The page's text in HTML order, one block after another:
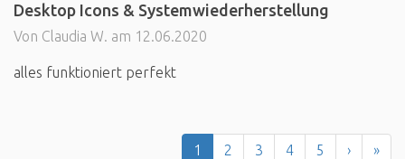
Desktop Icons & Systemwiederherstellung
Von Claudia W. am 12.06.2020
alles funktioniert perfekt
1 2 3 4 5 › »